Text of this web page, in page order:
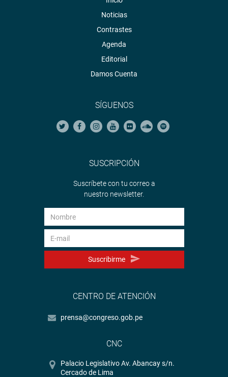
Noticias
Contrastes
Agenda
Editorial
Damos Cuenta
SÍGUENOS
SUSCRIPCIÓN
Suscríbete con tu correo a
nuestro newsletter.
Suscribirme
CENTRO DE ATENCIÓN
prensa@congreso.gob.pe
CNC
Palacio Legislativo Av. Abancay s/n.
Cercado de Lima